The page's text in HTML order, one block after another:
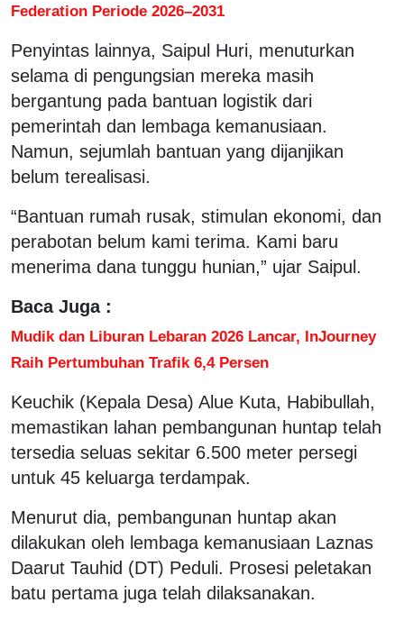
Federation Periode 2026–2031
Penyintas lainnya, Saipul Huri, menuturkan
selama di pengungsian mereka masih
bergantung pada bantuan logistik dari
pemerintah dan lembaga kemanusiaan.
Namun, sejumlah bantuan yang dijanjikan
belum terealisasi.
“Bantuan rumah rusak, stimulan ekonomi, dan
perabotan belum kami terima. Kami baru
menerima dana tunggu hunian,” ujar Saipul.
Baca Juga :
Mudik dan Liburan Lebaran 2026 Lancar, InJourney
Raih Pertumbuhan Trafik 6,4 Persen
Keuchik (Kepala Desa) Alue Kuta, Habibullah,
memastikan lahan pembangunan huntap telah
tersedia seluas sekitar 6.500 meter persegi
untuk 45 keluarga terdampak.
Menurut dia, pembangunan huntap akan
dilakukan oleh lembaga kemanusiaan Laznas
Daarut Tauhid (DT) Peduli. Prosesi peletakan
batu pertama juga telah dilaksanakan.